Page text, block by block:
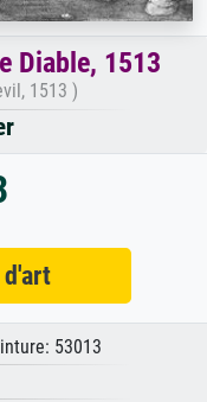
Diable, 1513
1513 )
53013